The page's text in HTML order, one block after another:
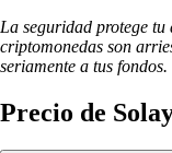
La seguridad protege tu
criptomonedas son
seriamente a tus fondos.
Precio de